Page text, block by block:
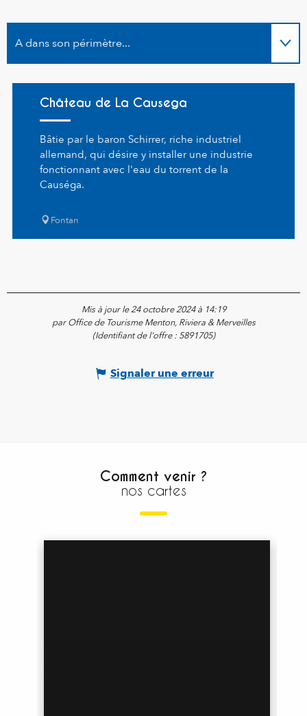
A dans son périmètre...
Suggestion à proximité...
Château de La Causega
Bâtie par le baron Schirrer, riche industriel
allemand, qui désire y installer une industrie
fonctionnant avec l'eau du torrent de la
Causéga.
Fontan
Mis à jour le 24 octobre 2024 à 14:19
par Office de Tourisme Menton, Riviera & Merveilles
(Identifiant de l'offre : 5891705)
Signaler une erreur
Comment venir ?
nos cartes